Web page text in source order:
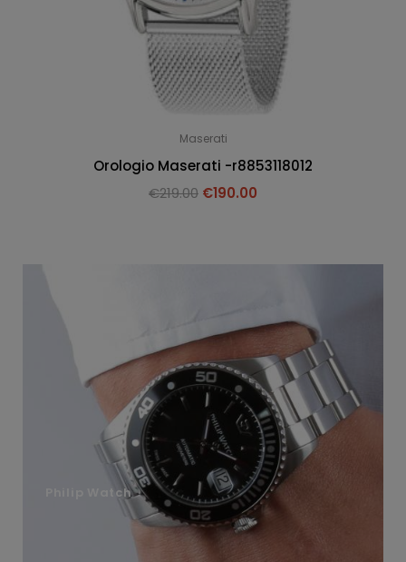
Maserati
Orologio Maserati -r8853118012
€219.00 €190.00
Philip Watch